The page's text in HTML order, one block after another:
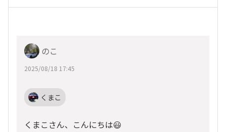
のこ
2025/08/18 17:45
くまこ
くまこさん、こんにちは😃